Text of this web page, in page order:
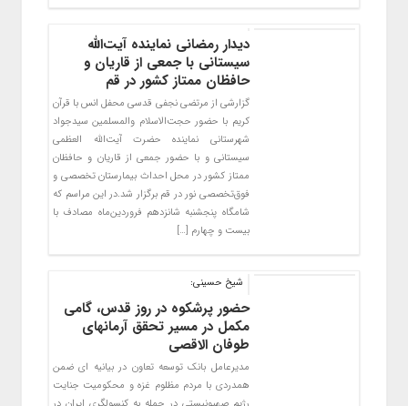
دیدار رمضانی نماینده آیت‌الله
سیستانی با جمعی از قاریان و
حافظان ممتاز کشور در قم
گزارشی از مرتضی نجفی قدسی محفل انس با قرآن
کریم با حضور حجت‌الاسلام والمسلمین سیدجواد
شهرستانی نماینده حضرت آیت‌الله ‌العظمی
سیستانی و با حضور جمعی از قاریان و حافظان
ممتاز کشور در محل احداث بیمارستان تخصصی و
فوق‌تخصصی نور در قم برگزار شد.در این مراسم که
شامگاه پنجشنبه شانزدهم فروردین‌ماه مصادف با
بیست و چهارم […]
شیخ حسینی:
حضور پرشکوه در روز قدس، گامی
مکمل در مسیر تحقق آرمانهای
طوفان الاقصی
مدیرعامل بانک توسعه تعاون در بیانیه ای ضمن
همدردی با مردم مظلوم غزه و محکومیت جنایت